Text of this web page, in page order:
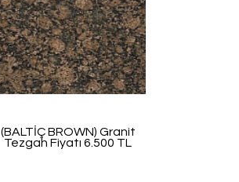
(BALTİÇ BROWN) Granit
Tezgah Fiyatı 6.500 TL